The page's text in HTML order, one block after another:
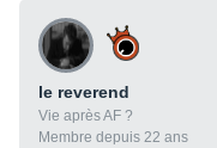
le reverend
Vie après AF ?
Membre depuis 22 ans